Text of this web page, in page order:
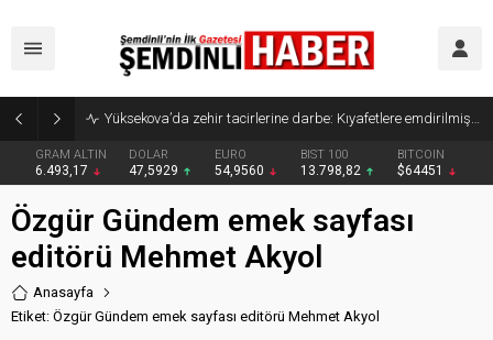
Yüksekova’da zehir tacirlerine darbe: Kıyafetlere emdirilmiş 13 kilo metamfetamin ele geçirildi
GRAM ALTIN
6.493,17
DOLAR
47,5929
EURO
54,9560
BIST 100
13.798,82
BITCOIN
$64451
Özgür Gündem emek sayfası
editörü Mehmet Akyol
Anasayfa
Etiket: Özgür Gündem emek sayfası editörü Mehmet Akyol